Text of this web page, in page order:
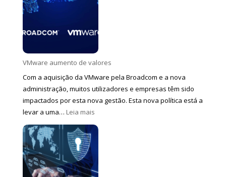
VMware aumento de valores
Com a aquisição da VMware pela Broadcom e a nova
administração, muitos utilizadores e empresas têm sido
impactados por esta nova gestão. Esta nova política está a
levar a uma… Leia mais:
VMware
valores